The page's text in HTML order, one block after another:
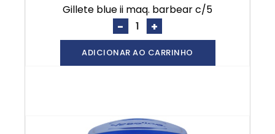
gillete blue ii maq. barbear c/5
- +
ADICIONAR AO CARRINHO